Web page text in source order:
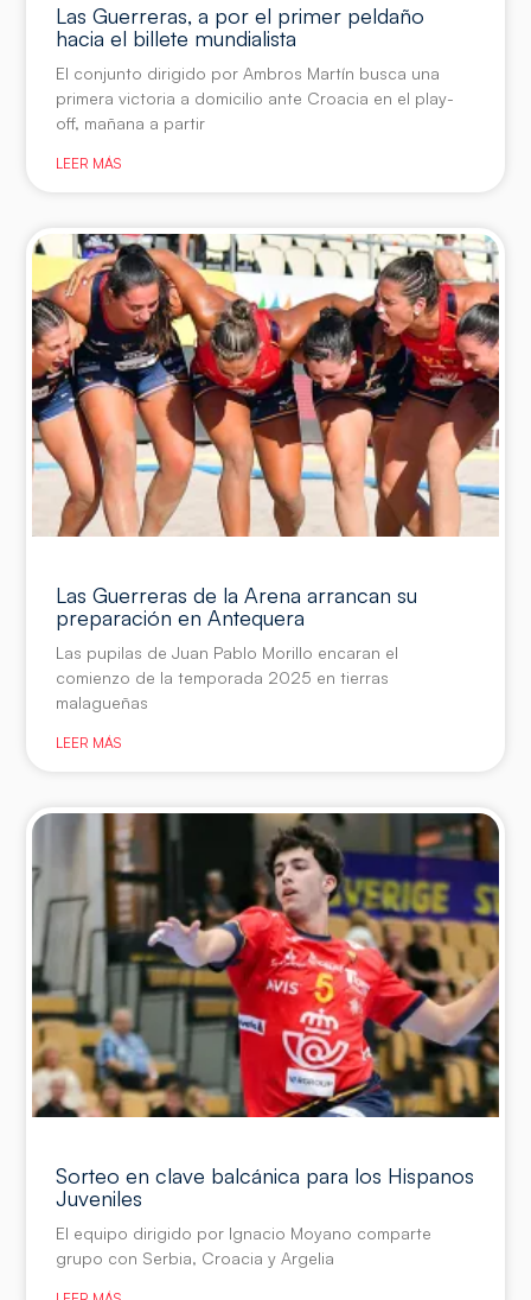
Las Guerreras, a por el primer peldaño
hacia el billete mundialista
El conjunto dirigido por Ambros Martín busca una
primera victoria a domicilio ante Croacia en el play-
off, mañana a partir
LEER MÁS
Las Guerreras de la Arena arrancan su
preparación en Antequera
Las pupilas de Juan Pablo Morillo encaran el
comienzo de la temporada 2025 en tierras
malagueñas
LEER MÁS
Sorteo en clave balcánica para los Hispanos
Juveniles
El equipo dirigido por Ignacio Moyano comparte
grupo con Serbia, Croacia y Argelia